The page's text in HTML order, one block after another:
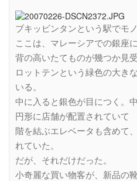
ブキッビンタンという駅でモ
ここは、マレーシアでの銀座
背の高いたてものが幾つか見受
ロットテンという緑色の大き
いる。
中に入ると銀色が目につく。
円形に店舗が配置されていて
階を結ぶエレベータも含めて
れていた。
だが、それだけだった。
小奇麗な買い物客が、新品の